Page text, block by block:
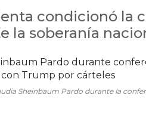
condicionó la
la soberanía
Sheinbaum Pardo durante la